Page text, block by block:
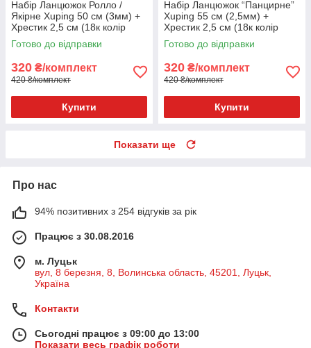
Набір Ланцюжок Ролло /
Якірне Xuping 50 см (3мм) +
Хрестик 2,5 см (18к колір
золота 585п) 82-034
Готово до відправки
320 ₴/комплект
420 ₴/комплект
Купити
Набір Ланцюжок “Панцирне”
Xuping 55 см (2,5мм) +
Хрестик 2,5 см (18к колір
золота 585п) 82-036
Готово до відправки
320 ₴/комплект
420 ₴/комплект
Купити
Показати ще
Про нас
94% позитивних з 254 відгуків за рік
Працює з 30.08.2016
м. Луцьк
вул, 8 березня, 8, Волинська область, 45201, Луцьк,
Україна
Контакти
Сьогодні працює з 09:00 до 13:00
Показати весь графік роботи